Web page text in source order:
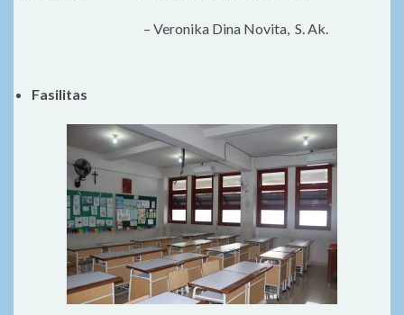
– Veronika Dina Novita, S. Ak.
Fasilitas